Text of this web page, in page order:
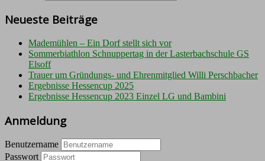
Neueste Beiträge
Mademühlen – Ein Dorf stellt sich vor
Sommerbiathlon Schnuppertag in der Lasterbachschule GS
Elsoff
Trauer um Gründungs- und Ehrenmitglied Willi Perschbacher
Ergebnisse Hessencup 2025
Ergebnisse Hessencup 2023 Einzel LG und Bambini
Anmeldung
Benutzername
Passwort